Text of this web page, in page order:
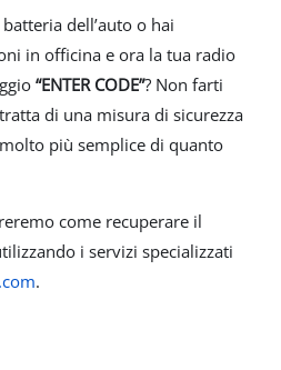
dell’auto o hai
in officina e ora la tua radio
“ENTER CODE”? Non farti
di una misura di sicurezza
più semplice di quanto
come recuperare il
i servizi specializzati
.